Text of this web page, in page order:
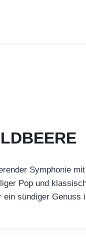
Symphonie
Pop und
sündiger Genuss